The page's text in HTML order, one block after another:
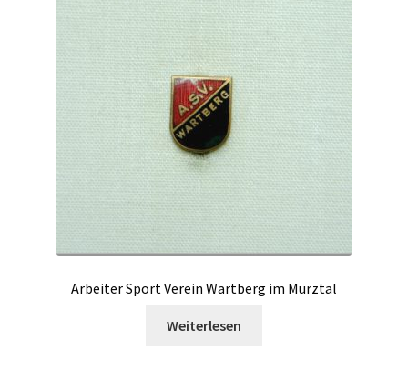
Arbeiter Sport Verein Wartberg im Mürztal
Weiterlesen